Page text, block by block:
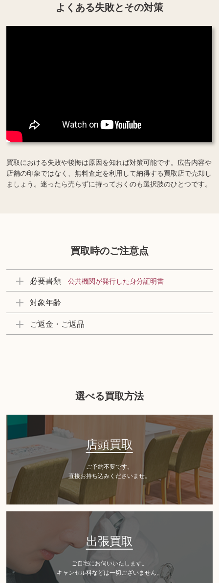
よくある失敗とその対策
買取における失敗や後悔は原因を知れば対策可能です。広告内容や
店舗の印象ではなく、無料査定を利用して納得する買取店で売却し
ましょう。迷ったら売らずに持っておくのも選択肢のひとつです。
買取時のご注意点
必要書類 公共機関が発行した身分証明書
対象年齢
ご返金・ご返品
選べる買取方法
店頭買取
ご予約不要です。
直接お持ち込みくださいませ。
出張買取
ご自宅にお伺いいたします。
キャンセル料などは一切ございません。